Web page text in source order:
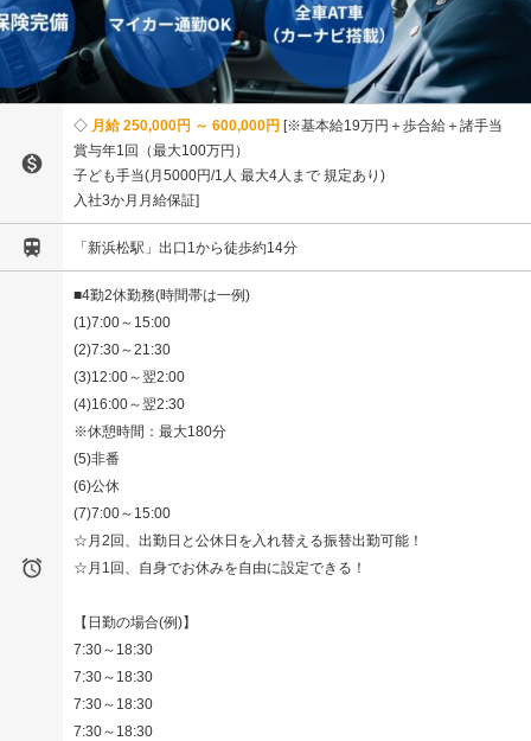

月給 250,000円 ～ 600,000円 ※基本給19万円＋歩合給＋諸手当
賞与年1回（最大100万円）
子ども手当(月5000円/1人 最大4人まで 規定あり)
入社3か月月給保証
 「新浜松駅」出口1から徒歩約14分

■4勤2休勤務(時間帯は一例)
(1)7:00～15:00
(2)7:30～21:30
(3)12:00～翌2:00
(4)16:00～翌2:30
※休憩時間：最大180分
(5)非番
(6)公休
(7)7:00～15:00
☆月2回、出勤日と公休日を入れ替える振替出勤可能！
☆月1回、自身でお休みを自由に設定できる！
【日勤の場合(例)】
7:30～18:30
7:30～18:30
7:30～18:30
7:30～18:30